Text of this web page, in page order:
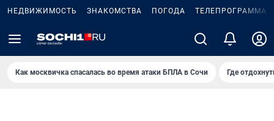
НЕДВИЖИМОСТЬ ЗНАКОМСТВА ПОГОДА ТЕЛЕПРОГРАММА
Как москвичка спасалась во время атаки БПЛА в Сочи Где